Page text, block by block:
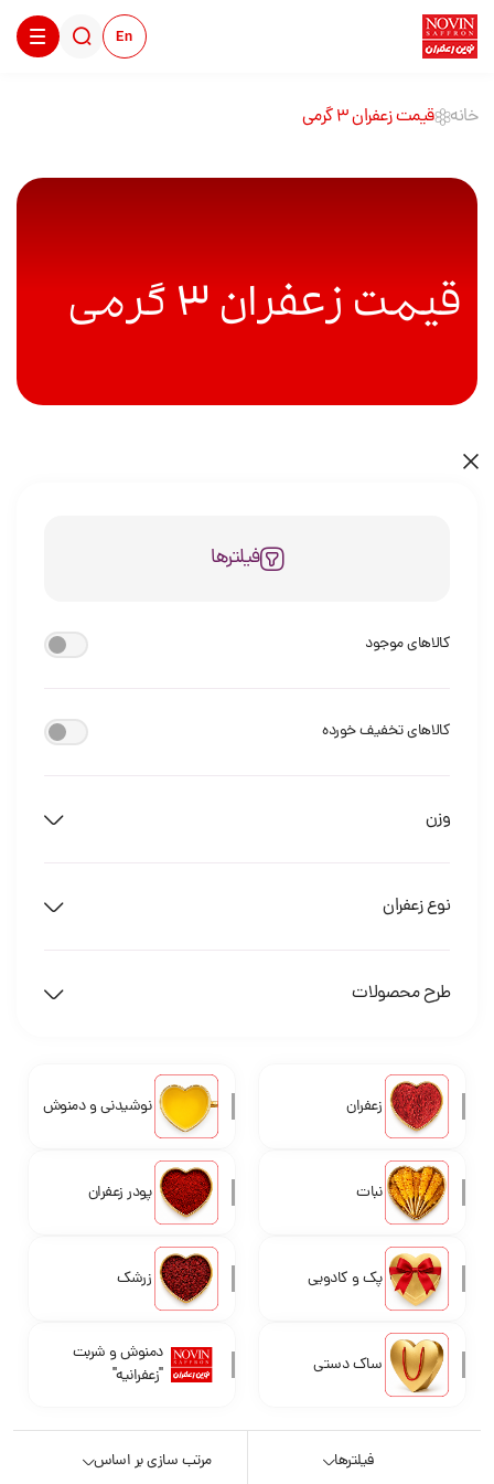
En
خانه قیمت زعفران ۳ گرمی
قیمت زعفران ۳ گرمی
فیلترها
کالاهای موجود
کالاهای تخفیف خورده
وزن
نوع زعفران
طرح محصولات
زعفران نوشیدنی و دمنوش
نبات پودر زعفران
پک و کادویی زرشک
ساک دستی
دمنوش و شربت
"زعفرانیه"
فیلترها مرتب سازی بر اساس